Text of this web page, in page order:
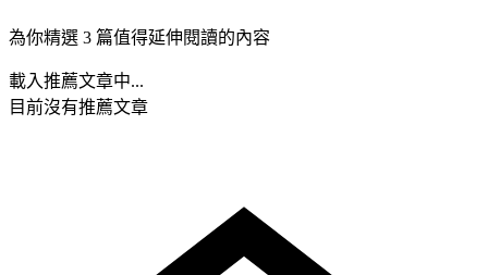
為你精選 3 篇值得延伸閱讀的內容
載入推薦文章中...
目前沒有推薦文章